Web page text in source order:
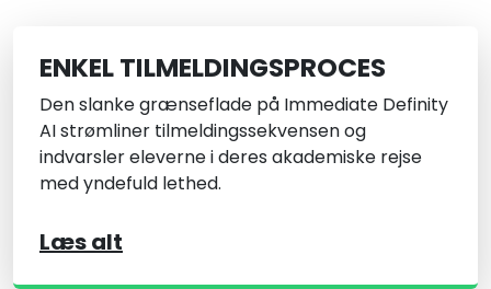
ENKEL TILMELDINGSPROCES
Den slanke grænseflade på Immediate Definity
AI strømliner tilmeldingssekvensen og
indvarsler eleverne i deres akademiske rejse
med yndefuld lethed.
Læs alt